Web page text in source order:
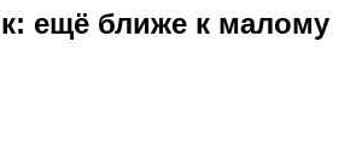
ещё ближе к малому